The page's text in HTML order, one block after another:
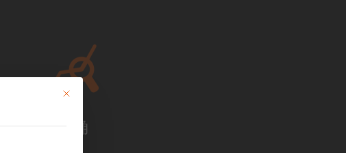
准确
This button closes the dialog. Its functionality is identical to the Accept only